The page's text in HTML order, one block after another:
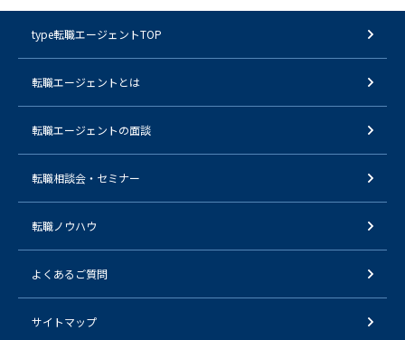
type転職エージェントTOP
転職エージェントとは
転職エージェントの面談
転職相談会・セミナー
転職ノウハウ
よくあるご質問
サイトマップ